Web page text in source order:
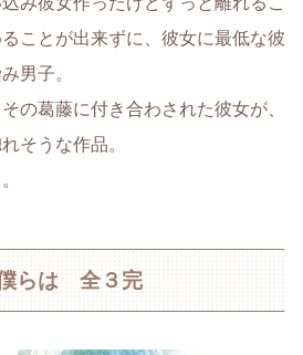
ことが出来ずに、彼女に最低な彼
男子。
の葛藤に付き合わされた彼女が、
そうな作品。
らは 全３完